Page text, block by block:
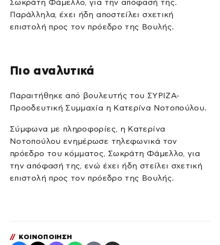
Σωκράτη Φάμελλο, για την απόφασή της.
Παράλληλα, έχει ήδη αποστείλει σχετική
επιστολή προς τον πρόεδρο της Βουλής.
Πιο αναλυτικά
Παραιτήθηκε από βουλευτής του ΣΥΡΙΖΑ-
Προοδευτική Συμμαχία η Κατερίνα Νοτοπούλου.
Σύμφωνα με πληροφορίες, η Κατερίνα
Νοτοπούλου ενημέρωσε τηλεφωνικά τον
πρόεδρο του κόμματος, Σωκράτη Φάμελλο, για
την απόφασή της, ενώ έχει ήδη στείλει σχετική
επιστολή προς τον πρόεδρο της Βουλής.
// ΚΟΙΝΟΠΟΙΗΣΗ